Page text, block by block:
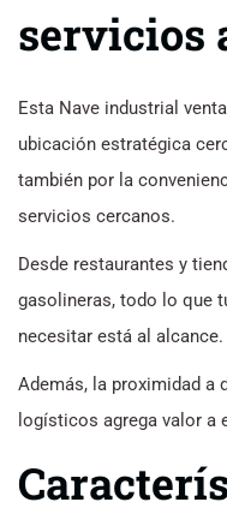
servicios
Esta Nave industrial
ubicación estratégica
también por la
servicios cercanos.
Desde restaurantes y
gasolineras, todo lo que
necesitar está al alcance.
Además, la proximidad a
logísticos agrega valor a